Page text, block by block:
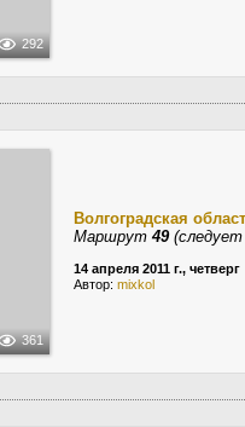
292
361
Волгоградская
Маршрут 49(следует
14 апреля 2011 г., четверг
Автор: mixkol